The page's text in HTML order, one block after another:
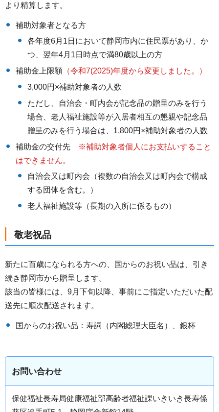
より精算します。
補助対象者となる方
各年度6月1日において静岡市内に住民票があり、か
つ、翌年4月1日時点で満80歳以上の方
補助金上限額 （令和7(2025)年度から変更しました。）
3,000円×補助対象者の人数
ただし、自治会・町内会が記念品の贈呈のみを行う
場合、老人福祉施設等が入居者相互の懇親や記念品
贈呈のみを行う場合は、1,800円×補助対象者の人数
補助金の交付先
※補助対象者個人にお支払いすること
はできません。
自治会又は町内会（複数の自治会又は町内会で構成
する団体を含む。）
老人福祉施設等（長期の入所に係るもの）
敬老祝品
新たに百歳になられる方への、国からのお祝い品は、引き
続き静岡市から贈呈します。
該当の皆様には、9月下旬以降、事前にご指定いただいた配
送先に順次配送されます。
国からのお祝い品：寿詞（内閣総理大臣名）、銀杯
お問い合わせ
保健福祉長寿局健康福祉部高齢者福祉課いきいき長寿係